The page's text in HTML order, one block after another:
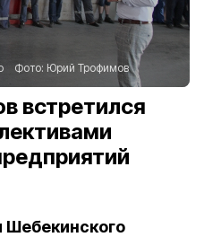
Фото: Юрий Трофимов
встретился
Шебекинского